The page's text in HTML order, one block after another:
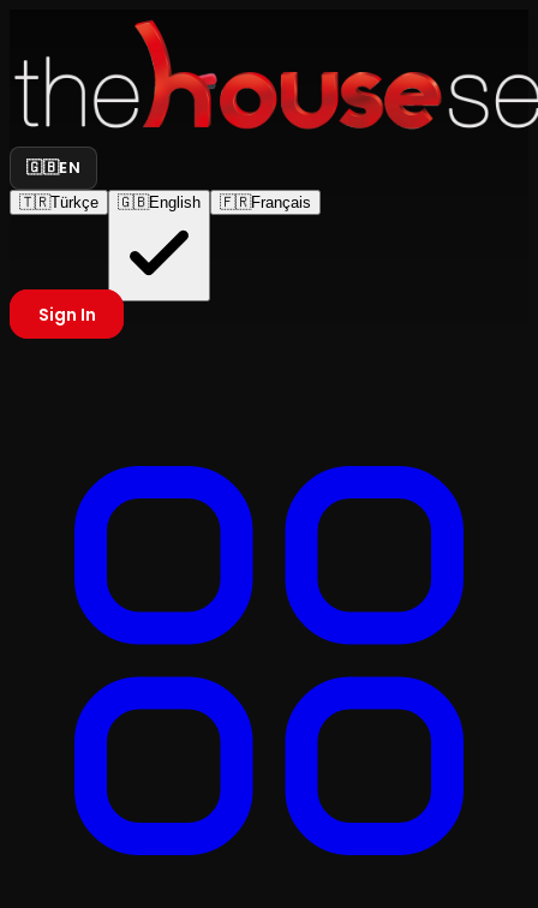
🇬🇧EN
🇹🇷Türkçe 🇬🇧English 🇫🇷Français
Sign In